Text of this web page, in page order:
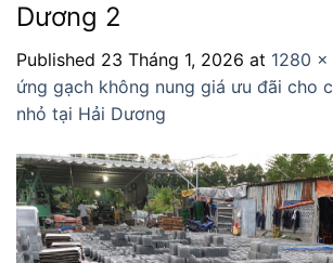
Dương 2
Published 23 Tháng 1, 2026 at 1280
ứng gạch không nung giá ưu đãi cho
nhỏ tại Hải Dương